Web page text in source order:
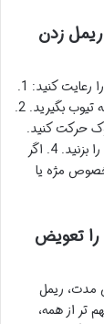
زدن
برای جلوگیری از گلوله شدن و چسبیدن مژه ها، این نکات را رعایت کنید: 1.
قبل از زدن ریمل، اضافات آن را با چرخاندن برس روی دهانه تیوب بگیرید. 2.
حرکت کنید.
3. اجازه دهید لایه اول کمی خشک شود و سپس لایه دوم را بزنید. 4. اگر
مژه یا
تعویض
بعد از این مدت، ریمل
تر از همه،